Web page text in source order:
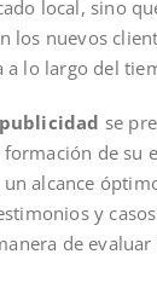
local, sino
los nuevos
a lo largo del
se
de su
alcance
y
de